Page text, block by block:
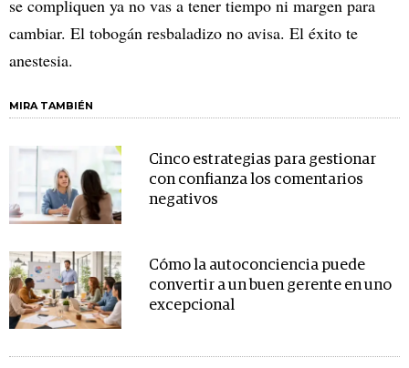
se compliquen ya no vas a tener tiempo ni margen para
cambiar. El tobogán resbaladizo no avisa. El éxito te
anestesia.
MIRA TAMBIÉN
Cinco estrategias para gestionar
con confianza los comentarios
negativos
Cómo la autoconciencia puede
convertir a un buen gerente en uno
excepcional